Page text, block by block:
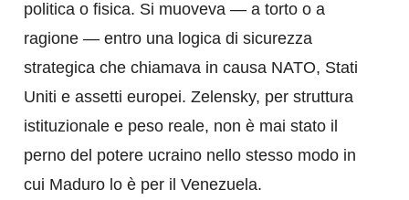
politica o fisica. Si muoveva — a torto o a
ragione — entro una logica di sicurezza
strategica che chiamava in causa NATO, Stati
Uniti e assetti europei. Zelensky, per struttura
istituzionale e peso reale, non è mai stato il
perno del potere ucraino nello stesso modo in
cui Maduro lo è per il Venezuela.